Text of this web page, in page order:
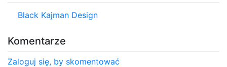
Black Kajman Design
Komentarze
Zaloguj się, by skomentować